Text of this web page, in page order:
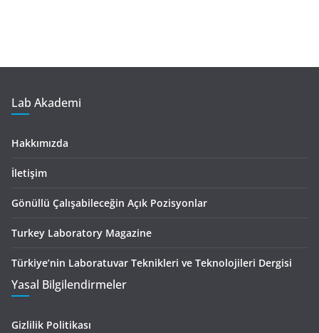
Lab Akademi
Hakkımızda
İletişim
Gönüllü Çalışabileceğin Açık Pozisyonlar
Turkey Laboratory Magazine
Türkiye’nin Laboratuvar Teknikleri ve Teknolojileri Dergisi
Yasal Bilgilendirmeler
Gizlilik Politikası